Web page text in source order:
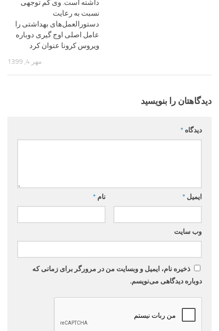
داشته است. وی کم توجهی
نسبت به رعایت
دستورالعمل‌های بهداشتی را
عامل اصلی اوج گیری دوباره
ویروس کرونا عنوان کرد
مهر 4, 1399
دیدگاهتان را بنویسید
دیدگاه *
نام * ایمیل *
وب‌ سایت
ذخیره نام، ایمیل و وبسایت من در مرورگر برای زمانی که
دوباره دیدگاهی می‌نویسم.